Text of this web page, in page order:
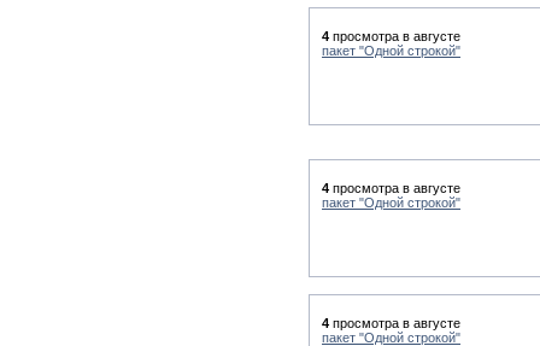
4 просмотра в августе
пакет "Одной строкой"
4 просмотра в августе
пакет "Одной строкой"
4 просмотра в августе
пакет "Одной строкой"